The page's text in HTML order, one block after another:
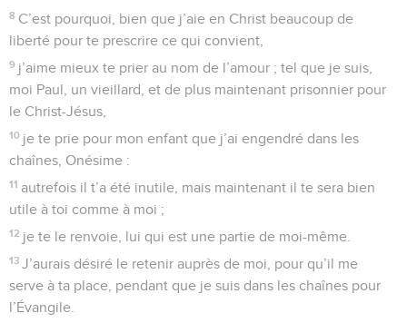
8 C’est pourquoi, bien que j’aie en Christ beaucoup de
liberté pour te prescrire ce qui convient,
9 j’aime mieux te prier au nom de l’amour ; tel que je suis,
moi Paul, un vieillard, et de plus maintenant prisonnier pour
le Christ-Jésus,
10 je te prie pour mon enfant que j’ai engendré dans les
chaînes, Onésime :
11 autrefois il t’a été inutile, mais maintenant il te sera bien
utile à toi comme à moi ;
12 je te le renvoie, lui qui est une partie de moi-même.
13 J’aurais désiré le retenir auprès de moi, pour qu’il me
serve à ta place, pendant que je suis dans les chaînes pour
l’Évangile.